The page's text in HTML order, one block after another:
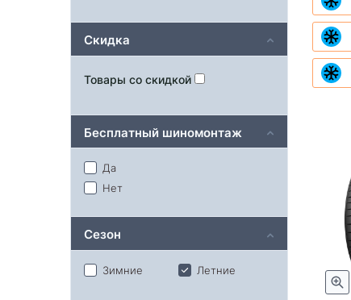
Скидка
Товары со скидкой
Бесплатный шиномонтаж
Да
Нет
Сезон
Зимние Летние